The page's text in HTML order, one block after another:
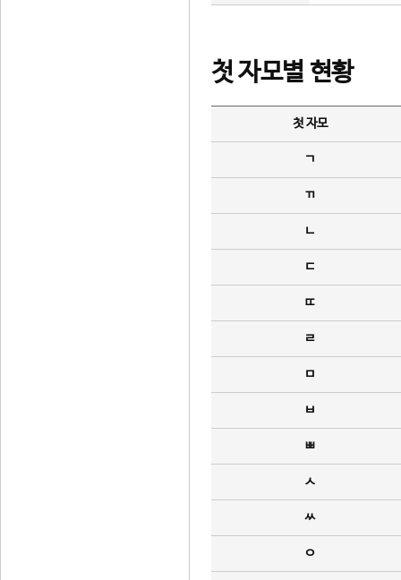
첫 자모별 현황
첫 자모
ㄱ
ㄲ
ㄴ
ㄷ
ㄸ
ㄹ
ㅁ
ㅂ
ㅃ
ㅅ
ㅆ
ㅇ